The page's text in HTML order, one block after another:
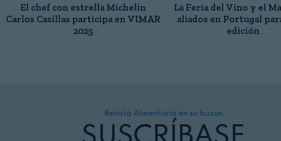
El chef con estrella Michelin
Carlos Casillas participa en VIMAR
2025
La Feria del Vino y el
aliados en Portugal
edición
Revista Alimentaria en su buzón